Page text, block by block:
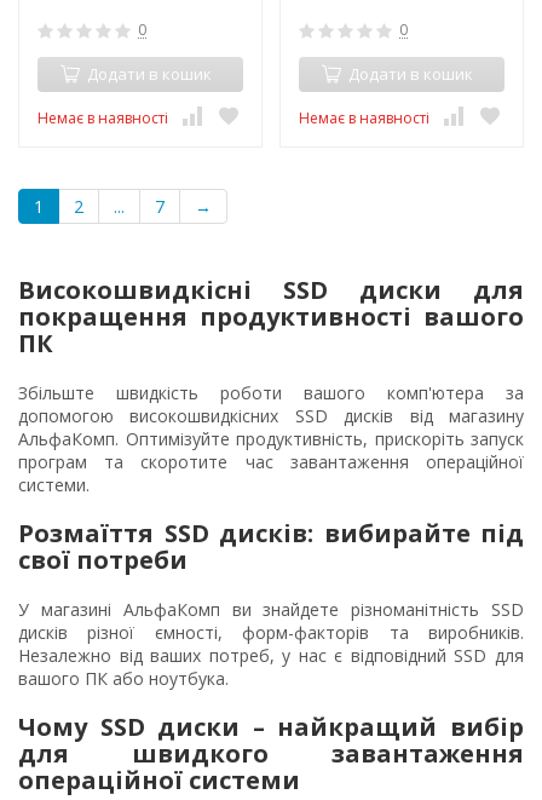
0
Додати в кошик
Немає в наявності
0
Додати в кошик
Немає в наявності
1 2 ... 7 →
Високошвидкісні SSD диски для
покращення продуктивності вашого
ПК
Збільште швидкість роботи вашого комп'ютера за
допомогою високошвидкісних SSD дисків від магазину
АльфаКомп. Оптимізуйте продуктивність, прискоріть запуск
програм та скоротите час завантаження операційної
системи.
Розмаїття SSD дисків: вибирайте під
свої потреби
У магазині АльфаКомп ви знайдете різноманітність SSD
дисків різної ємності, форм-факторів та виробників.
Незалежно від ваших потреб, у нас є відповідний SSD для
вашого ПК або ноутбука.
Чому SSD диски – найкращий вибір
для швидкого завантаження
операційної системи